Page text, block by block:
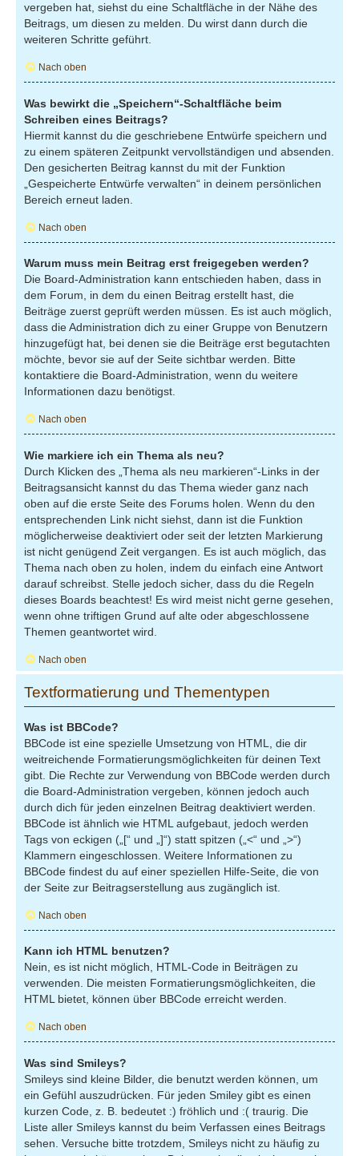
vergeben hat, siehst du eine Schaltfläche in der Nähe des
Beitrags, um diesen zu melden. Du wirst dann durch die
weiteren Schritte geführt.
Nach oben
Was bewirkt die „Speichern“-Schaltfläche beim
Schreiben eines Beitrags?
Hiermit kannst du die geschriebene Entwürfe speichern und
zu einem späteren Zeitpunkt vervollständigen und absenden.
Den gesicherten Beitrag kannst du mit der Funktion
„Gespeicherte Entwürfe verwalten“ in deinem persönlichen
Bereich erneut laden.
Nach oben
Warum muss mein Beitrag erst freigegeben werden?
Die Board-Administration kann entschieden haben, dass in
dem Forum, in dem du einen Beitrag erstellt hast, die
Beiträge zuerst geprüft werden müssen. Es ist auch möglich,
dass die Administration dich zu einer Gruppe von Benutzern
hinzugefügt hat, bei denen sie die Beiträge erst begutachten
möchte, bevor sie auf der Seite sichtbar werden. Bitte
kontaktiere die Board-Administration, wenn du weitere
Informationen dazu benötigst.
Nach oben
Wie markiere ich ein Thema als neu?
Durch Klicken des „Thema als neu markieren“-Links in der
Beitragsansicht kannst du das Thema wieder ganz nach
oben auf die erste Seite des Forums holen. Wenn du den
entsprechenden Link nicht siehst, dann ist die Funktion
möglicherweise deaktiviert oder seit der letzten Markierung
ist nicht genügend Zeit vergangen. Es ist auch möglich, das
Thema nach oben zu holen, indem du einfach eine Antwort
darauf schreibst. Stelle jedoch sicher, dass du die Regeln
dieses Boards beachtest! Es wird meist nicht gerne gesehen,
wenn ohne triftigen Grund auf alte oder abgeschlossene
Themen geantwortet wird.
Nach oben
Textformatierung und Thementypen
Was ist BBCode?
BBCode ist eine spezielle Umsetzung von HTML, die dir
weitreichende Formatierungsmöglichkeiten für deinen Text
gibt. Die Rechte zur Verwendung von BBCode werden durch
die Board-Administration vergeben, können jedoch auch
durch dich für jeden einzelnen Beitrag deaktiviert werden.
BBCode ist ähnlich wie HTML aufgebaut, jedoch werden
Tags von eckigen („[“ und „]“) statt spitzen („<“ und „>“)
Klammern eingeschlossen. Weitere Informationen zu
BBCode findest du auf einer speziellen Hilfe-Seite, die von
der Seite zur Beitragserstellung aus zugänglich ist.
Nach oben
Kann ich HTML benutzen?
Nein, es ist nicht möglich, HTML-Code in Beiträgen zu
verwenden. Die meisten Formatierungsmöglichkeiten, die
HTML bietet, können über BBCode erreicht werden.
Nach oben
Was sind Smileys?
Smileys sind kleine Bilder, die benutzt werden können, um
ein Gefühl auszudrücken. Für jeden Smiley gibt es einen
kurzen Code, z. B. bedeutet :) fröhlich und :( traurig. Die
Liste aller Smileys kannst du beim Verfassen eines Beitrags
sehen. Versuche bitte trotzdem, Smileys nicht zu häufig zu